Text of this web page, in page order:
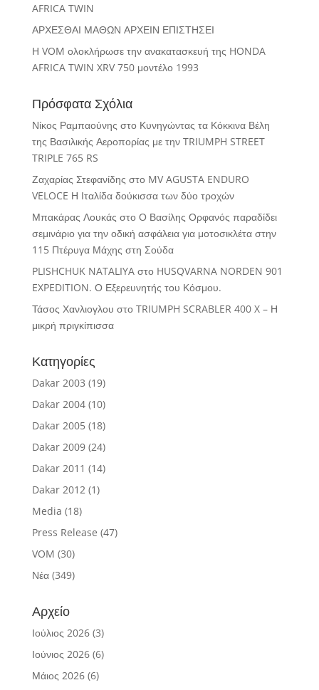
AFRICA TWIN
ΑΡΧΕΣΘΑΙ ΜΑΘΩΝ ΑΡΧΕΙΝ ΕΠΙΣΤΗΣΕΙ
Η VOM ολοκλήρωσε την ανακατασκευή της HONDA
AFRICA TWIN XRV 750 μοντέλο 1993
Πρόσφατα Σχόλια
Νίκος Ραμπαούνης στο Κυνηγώντας τα Κόκκινα Βέλη
της Βασιλικής Αεροπορίας με την TRIUMPH STREET
TRIPLE 765 RS
Ζαχαρίας Στεφανίδης στο MV AGUSTA ENDURO
VELOCE Η Ιταλίδα δούκισσα των δύο τροχών
Μπακάρας Λουκάς στο Ο Βασίλης Ορφανός παραδίδει
σεμινάριο για την οδική ασφάλεια για μοτοσικλέτα στην
115 Πτέρυγα Μάχης στη Σούδα
PLISHCHUK NATALIYAστο HUSQVARNA NORDEN 901
EXPEDITION. Ο Εξερευνητής του Κόσμου.
Τάσος Χανλιογλου στο TRIUMPH SCRABLER 400 X – Η
μικρή πριγκίπισσα
Κατηγορίες
Dakar 2003 (19)
Dakar 2004(10)
Dakar 2005(18)
Dakar 2009(24)
Dakar 2011 (14)
Dakar 2012(1)
Media (18)
Press Release (47)
VOM (30)
Νέα(349)
Αρχείο
Ιούλιος 2026(3)
Ιούνιος 2026(6)
Μάιος 2026(6)